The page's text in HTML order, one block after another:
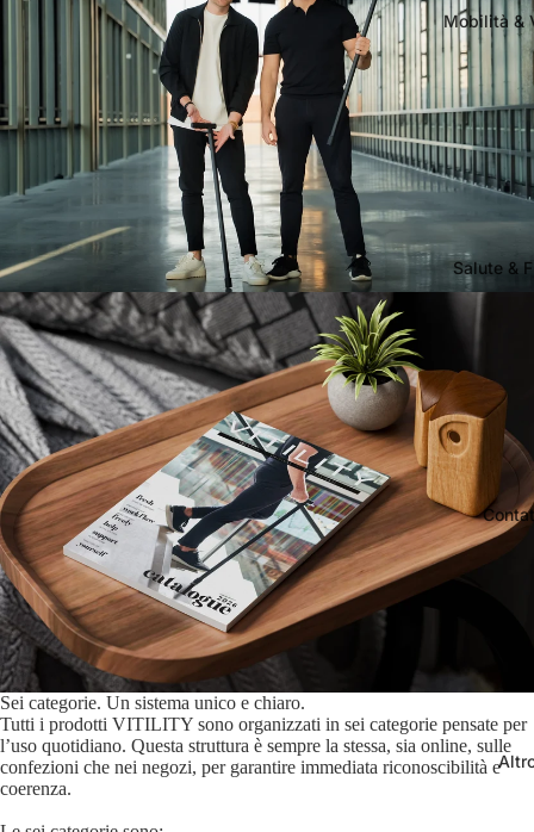
Mobilità &
Salute &
Sei categorie. Un sistema unico e chiaro.
Tutti i prodotti VITILITY sono organizzati in sei categorie pensate per
l’uso quotidiano. Questa struttura è sempre la stessa, sia online, sulle
confezioni che nei negozi, per garantire immediata riconoscibilità e
coerenza.